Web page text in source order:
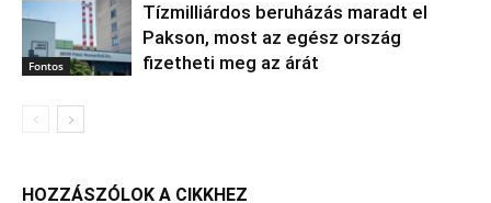
Fontos
Tízmilliárdos beruházás maradt el
Pakson, most az egész ország
fizetheti meg az árát
HOZZÁSZÓLOK A CIKKHEZ